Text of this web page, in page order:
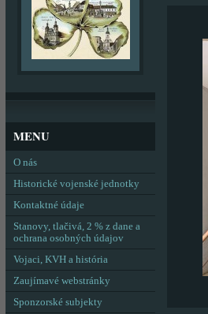
MENU
O nás
Historické vojenské jednotky
Kontaktné údaje
Stanovy, tlačivá, 2 % z dane a
ochrana osobných údajov
Vojaci, KVH a história
Zaujímavé webstránky
Sponzorské subjekty